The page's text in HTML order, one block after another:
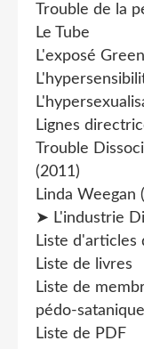
Trouble de la
Le Tube
L'exposé
Lignes
Trouble
(2011)
Linda Weegan
➤ L'industrie
Liste d'articles
Liste de livres
Liste de
pédo-
Liste de PDF